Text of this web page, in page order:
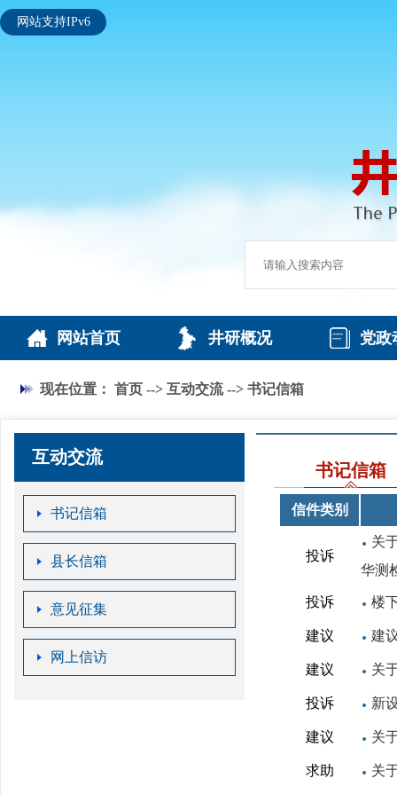
网站支持IPv6
网站首页 井研概况 党政
现在位置： 首页 --> 互动交流--> 书记信箱
互动交流
书记信箱
县长信箱
意见征集
网上信访
书记信箱
信件类别
投诉
关
华测
投诉 楼
建议 建
建议 关
投诉 新
建议 关
求助 关